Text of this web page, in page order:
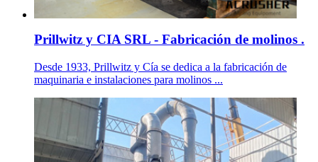
Prillwitz y CIA SRL - Fabricación de molinos .
Desde 1933, Prillwitz y Cía se dedica a la fabricación de
maquinaria e instalaciones para molinos ...